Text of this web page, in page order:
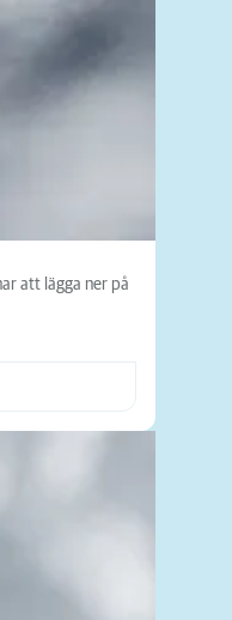
att lägga ner på